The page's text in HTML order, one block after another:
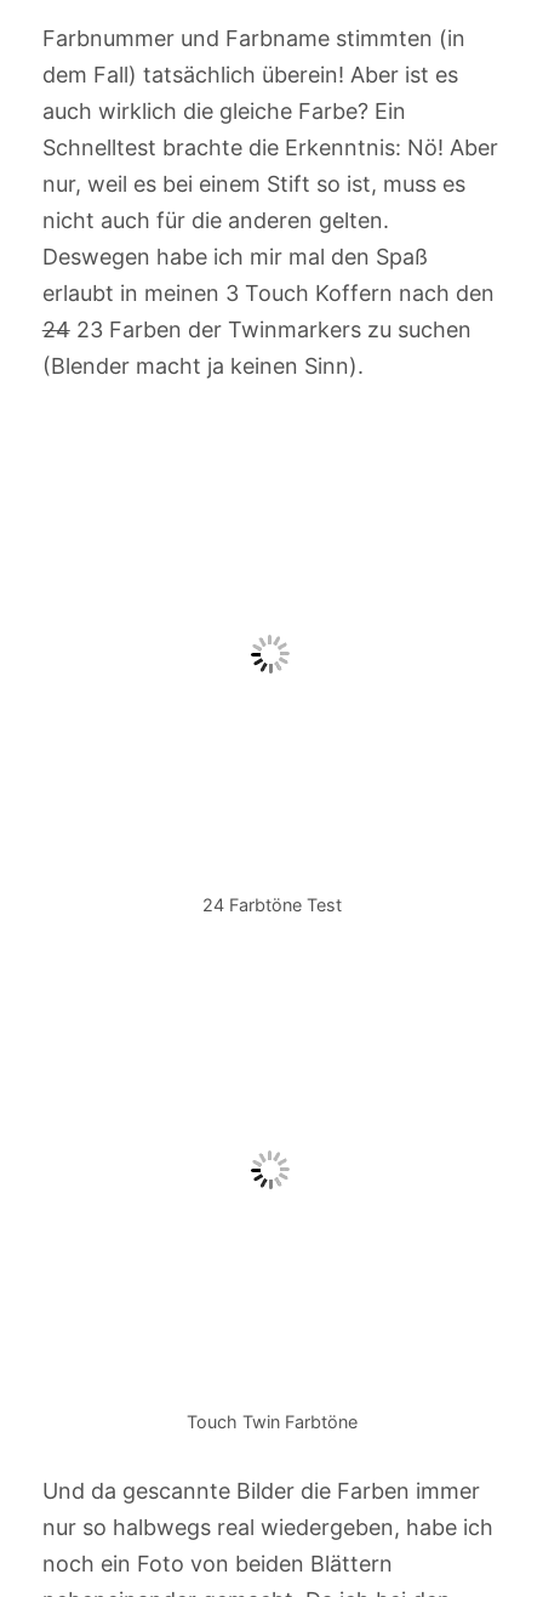
Farbnummer und Farbname stimmten (in
dem Fall) tatsächlich überein! Aber ist es
auch wirklich die gleiche Farbe? Ein
Schnelltest brachte die Erkenntnis: Nö! Aber
nur, weil es bei einem Stift so ist, muss es
nicht auch für die anderen gelten.
Deswegen habe ich mir mal den Spaß
erlaubt in meinen 3 Touch Koffern nach den
2423 Farben der Twinmarkers zu suchen
(Blender macht ja keinen Sinn).
24 Farbtöne Test
Touch Twin Farbtöne
Und da gescannte Bilder die Farben immer
nur so halbwegs real wiedergeben, habe ich
noch ein Foto von beiden Blättern